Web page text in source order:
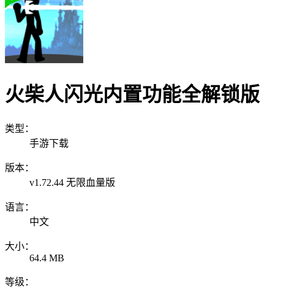
火柴人闪光内置功能全解锁版
类型：
手游下载
版本：
v1.72.44 无限血量版
语言：
中文
大小：
64.4 MB
等级：